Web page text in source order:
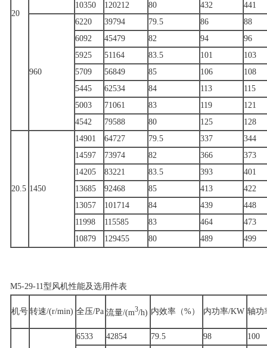
20
10350
120212 80 432 441
960
6220 39794 79.5 86
88
6092
45479 82 94
96
5925
51164 83.5 101
103
5709
56849 85 106
108
5445
62534 84 113
115
5003
71061 83 119
121
4542
79588 80 125 128
20.5 1450
14901 64727 79.5 337
344
14597
73974 82 366
373
14205
83221 83.5 393
401
13685
92468 85 413
422
13057
101714 84 439
448
11998
115585 83 464
473
10879
129455 80 489 499
M5-29-11型风机性能及选用件表
机号 转速/(r/min) 全压/Pa 流量/(m3/h) 内效率（%） 内功率/KW 轴功
6533 42854 79.5 98
100